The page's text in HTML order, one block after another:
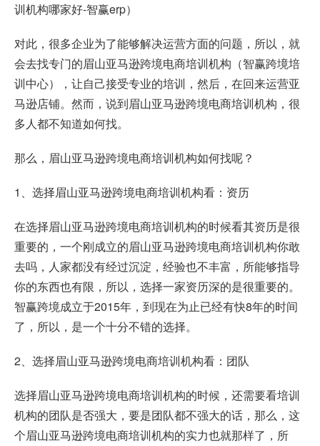
训机构哪家好-智赢erp）
对此，很多企业为了能够解决运营方面的问题，所以，就
会去找专门的眉山亚马逊跨境电商培训机构（智赢跨境培
训中心），让自己接受专业的培训，然后，在回来运营亚
马逊店铺。然而，说到眉山亚马逊跨境电商培训机构，很
多人都不知道如何找。
那么，眉山亚马逊跨境电商培训机构如何找呢？
1、选择眉山亚马逊跨境电商培训机构看：资历
在选择眉山亚马逊跨境电商培训机构的时候看其资历是很
重要的，一个刚成立的眉山亚马逊跨境电商培训机构你敢
去吗，人家都没有经过沉淀，经验也不丰富，所能够指导
你的东西也有限，所以，选择一家资历深的是很重要的。
智赢跨境成立于2015年，到现在为止已经有快8年的时间
了，所以，是一个十分不错的选择。
2、选择眉山亚马逊跨境电商培训机构看：团队
选择眉山亚马逊跨境电商培训机构的时候，还需要看培训
机构的团队是否强大，要是团队都不强大的话，那么，这
个眉山亚马逊跨境电商培训机构的实力也就那样了，所